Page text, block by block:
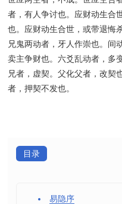
者，有人争讨也。应财动生合
也。应财动生合世，或带退悔
兄鬼两动者，牙人作崇也。间
卖主争财也。六爻乱动者，多
兄者，虚契。父化父者，改契
者，押契不发也。
目录
易隐序